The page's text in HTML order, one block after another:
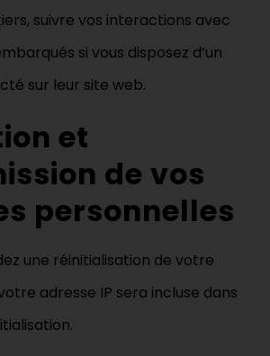
suivre vos interactions avec
si vous disposez d’un
sur leur site web.
et
de vos
personnelles
une réinitialisation de votre
adresse IP sera incluse dans